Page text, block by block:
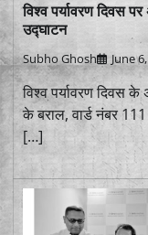
विश्व पर्यावरण दिवस
उद्घाटन
Subho Ghosh June
विश्व पर्यावरण दिवस
के बराल, वार्ड नंबर
[…]